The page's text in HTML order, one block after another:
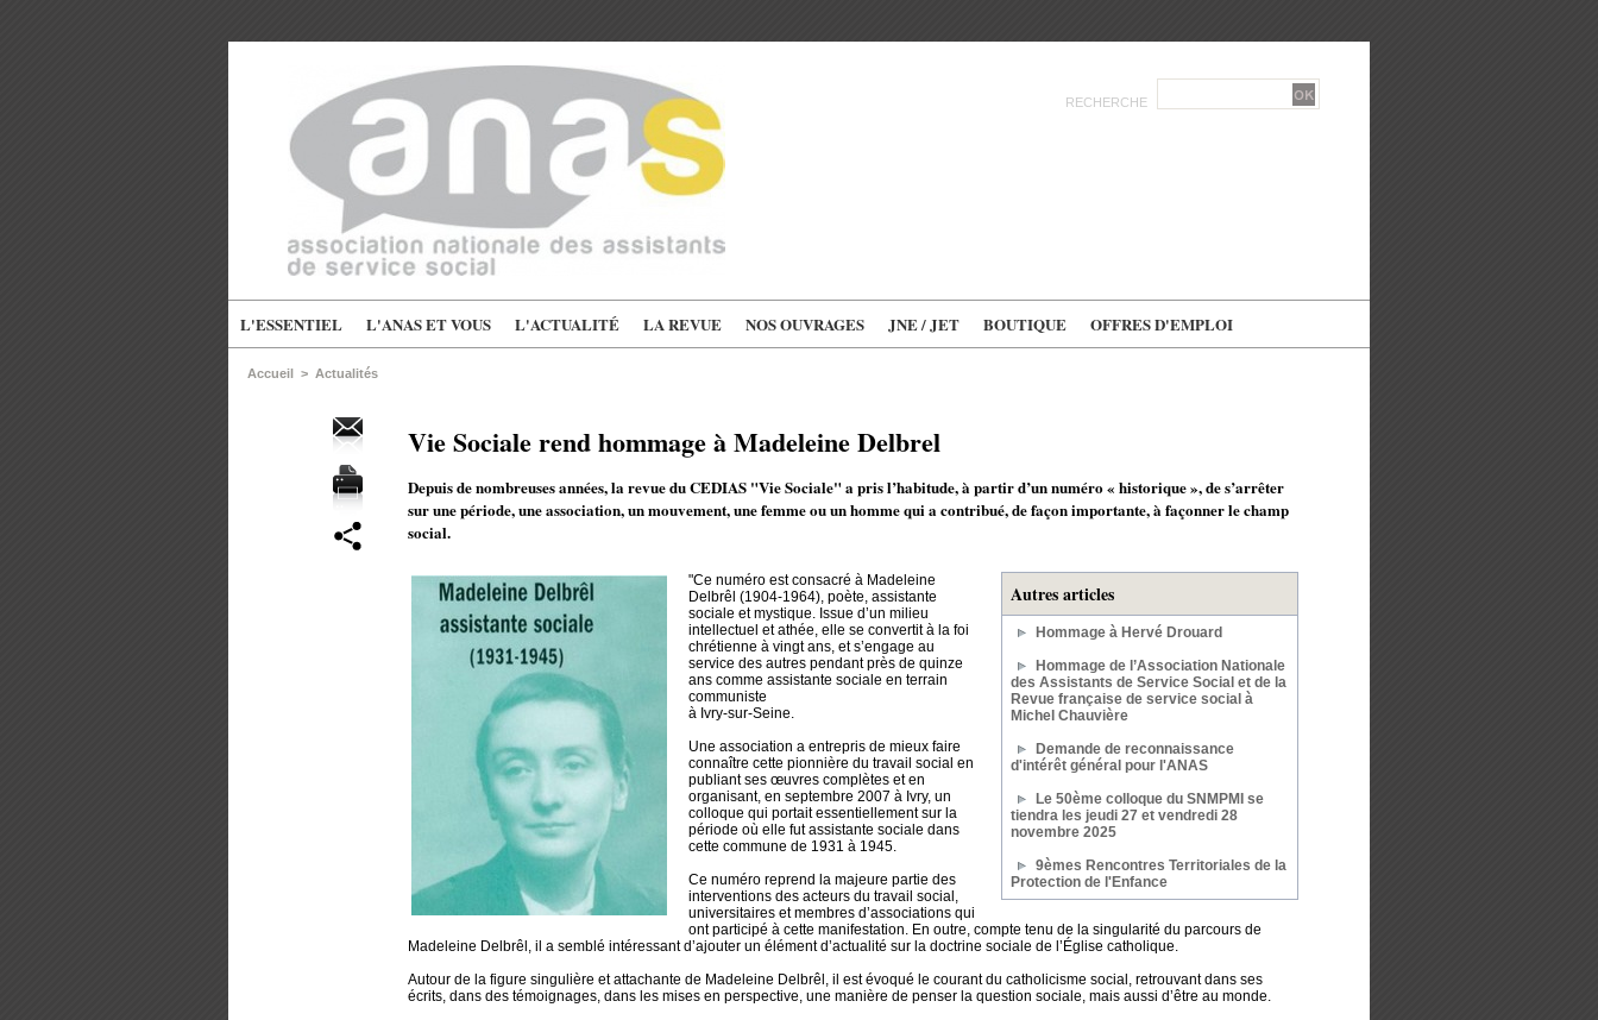
RECHERCHE
L'ESSENTIEL L'ANAS ET VOUS L'ACTUALITÉ LA REVUE NOS OUVRAGES JNE / JET BOUTIQUE OFFRES D'EMPLOI
Accueil > Actualités
Vie Sociale rend hommage à Madeleine Delbrel
Depuis de nombreuses années, la revue du CEDIAS "Vie Sociale" a pris l’habitude, à partir d’un numéro « historique », de s’arrêter
sur une période, une association, un mouvement, une femme ou un homme qui a contribué, de façon importante, à façonner le champ
social.
Autres articles
Hommage à Hervé Drouard
Hommage de l’Association Nationale
des Assistants de Service Social et de la
Revue française de service social à
Michel Chauvière
Demande de reconnaissance
d'intérêt général pour l'ANAS
Le 50ème colloque du SNMPMI se
tiendra les jeudi 27 et vendredi 28
novembre 2025
9èmes Rencontres Territoriales de la
Protection de l'Enfance
"Ce numéro est consacré à Madeleine
Delbrêl (1904-1964), poète, assistante
sociale et mystique. Issue d’un milieu
intellectuel et athée, elle se convertit à la foi
chrétienne à vingt ans, et s’engage au
service des autres pendant près de quinze
ans comme assistante sociale en terrain
communiste
à Ivry-sur-Seine.
Une association a entrepris de mieux faire
connaître cette pionnière du travail social en
publiant ses œuvres complètes et en
organisant, en septembre 2007 à Ivry, un
colloque qui portait essentiellement sur la
période où elle fut assistante sociale dans
cette commune de 1931 à 1945.
Ce numéro reprend la majeure partie des
interventions des acteurs du travail social,
universitaires et membres d’associations qui
ont participé à cette manifestation. En outre, compte tenu de la singularité du parcours de
Madeleine Delbrêl, il a semblé intéressant d’ajouter un élément d’actualité sur la doctrine sociale de l’Église catholique.
Autour de la figure singulière et attachante de Madeleine Delbrêl, il est évoqué le courant du catholicisme social, retrouvant dans ses
écrits, dans des témoignages, dans les mises en perspective, une manière de penser la question sociale, mais aussi d’être au monde.